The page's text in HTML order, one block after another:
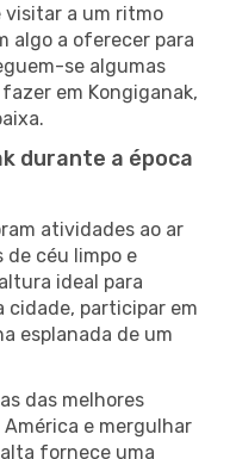
visitar a um ritmo
algo a oferecer para
se algumas
em Kongiganak,
durante a época
atividades ao ar
de céu limpo e
ideal para
cidade, participar em
esplanada de um
das melhores
e mergulhar
fornece uma